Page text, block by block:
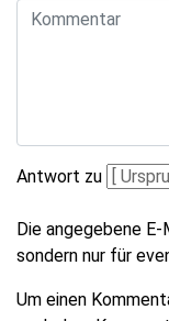
Antwort zu
Die angegebene
sondern nur für
Um einen